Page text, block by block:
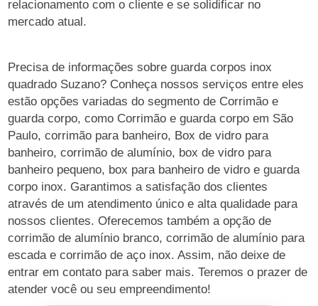
relacionamento com o cliente e se solidificar no
mercado atual.
Precisa de informações sobre guarda corpos inox
quadrado Suzano? Conheça nossos serviços entre eles
estão opções variadas do segmento de Corrimão e
guarda corpo, como Corrimão e guarda corpo em São
Paulo, corrimão para banheiro, Box de vidro para
banheiro, corrimão de alumínio, box de vidro para
banheiro pequeno, box para banheiro de vidro e guarda
corpo inox. Garantimos a satisfação dos clientes
através de um atendimento único e alta qualidade para
nossos clientes. Oferecemos também a opção de
corrimão de alumínio branco, corrimão de alumínio para
escada e corrimão de aço inox. Assim, não deixe de
entrar em contato para saber mais. Teremos o prazer de
atender você ou seu empreendimento!